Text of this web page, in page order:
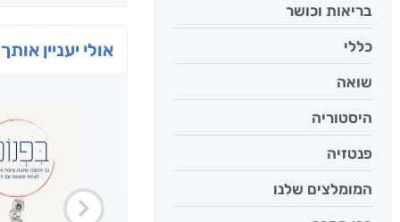
בריאות וכושר
כללי
שואה
היסטוריה
פנטזיה
המומלצים שלנו
אולי יעניין